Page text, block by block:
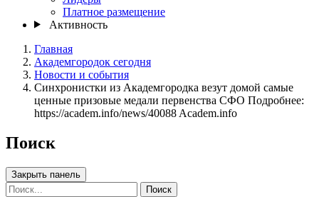
Платное размещение
Активность
Главная
Академгородок сегодня
Новости и события
Синхронистки из Академгородка везут домой самые
ценные призовые медали первенства СФО Подробнее:
https://academ.info/news/40088 Academ.info
Поиск
Закрыть панель
Поиск